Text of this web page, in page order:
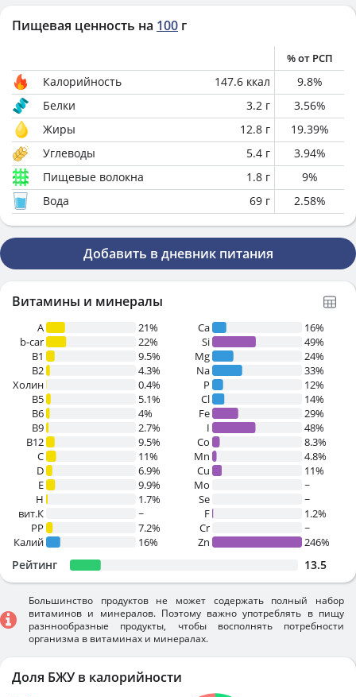
Пищевая ценность на 100 г
% от РСП
Калорийность 147.6 ккал 9.8%
Белки
3.2 г 3.56%
Жиры
12.8 г 19.39%
Углеводы
5.4 г 3.94%
Пищевые волокна
1.8 г 9%
Вода
69 г 2.58%
Добавить в дневник питания
Витамины и минералы
A
21%
b-car
22%
В1
9.5%
B2
4.3%
Холин
0.4%
B5
5.1%
B6
4%
B9
2.7%
B12
9.5%
C
11%
D
6.9%
E
9.9%
H
1.7%
вит.К
~
PP
7.2%
Калий
16%
Ca
16%
Si
49%
Mg
24%
Na
33%
P
12%
Cl
14%
Fe
29%
I
48%
Co
8.3%
Mn
4.8%
Cu
11%
Mo
~
Se
~
F
1.2%
Cr
~
Zn
246%
Рейтинг 13.5
Большинство продуктов не может содержать полный набор
витаминов и минералов. Поэтому важно употреблять в пищу
разннообразные продукты, чтобы восполнять потребности
организма в витаминах и минералах.
Доля БЖУ в калорийности